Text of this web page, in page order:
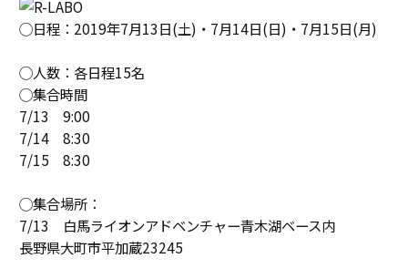
◯日程：2019年7月13日(土)・7月14日(日)・7月15日(月)
◯人数：各日程15名
◯集合時間
7/13 9:00
7/14 8:30
7/15 8:30
◯集合場所：
7/13 白馬ライオンアドベンチャー青木湖ベース内
長野県大町市平加蔵23245